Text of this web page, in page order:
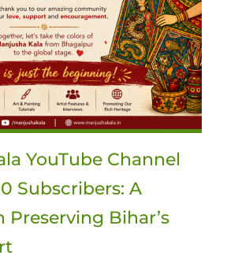
YouTube Channel
Subscribers: A
Preserving Bihar’s